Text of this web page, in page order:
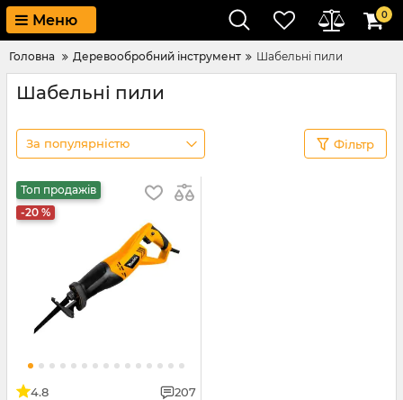
Меню 0
Головна Деревообробний інструмент Шабельні пили
Шабельні пили
За популярністю Фільтр
Топ продажів
-20 %
4.8 207